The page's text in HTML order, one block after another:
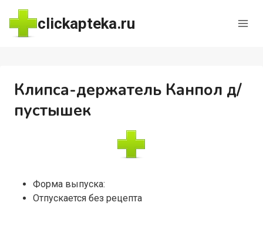
Перейти
содержимому
clickapteka.ru
Клипса-держатель Канпол д/
пустышек
Форма выпуска:
Отпускается без рецепта